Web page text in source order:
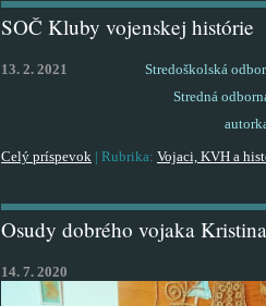
SOČ Kluby vojenskej histórie
13. 2. 2021
Stredoškolská
Stredná
Celý príspevok Rubrika: Vojaci, KVH a
Osudy dobrého vojaka Kristina
14. 7. 2020